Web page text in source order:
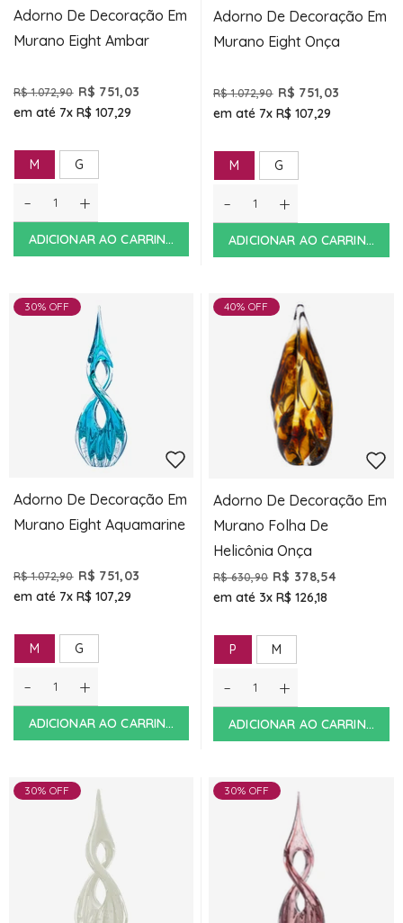
Adorno De Decoração Em
Murano Eight Ambar
R$ 1.072,90 R$ 751,03
em até 7x R$ 107,29
M G
- +
ADICIONAR AO CARRINHO
Adorno De Decoração Em
Murano Eight Onça
R$ 1.072,90 R$ 751,03
em até 7x R$ 107,29
M G
- +
ADICIONAR AO CARRINHO
30% OFF
Adorno De Decoração Em
Murano Eight Aquamarine
R$ 1.072,90 R$ 751,03
em até 7x R$ 107,29
M G
- +
ADICIONAR AO CARRINHO
40% OFF
Adorno De Decoração Em
Murano Folha De
Helicônia Onça
R$ 630,90 R$ 378,54
em até 3x R$ 126,18
P M
- +
ADICIONAR AO CARRINHO
30% OFF 30% OFF